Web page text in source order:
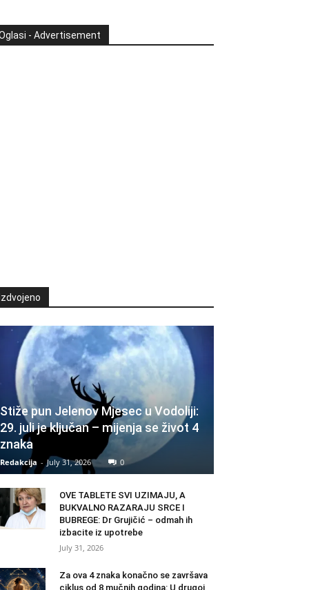
- Advertisement
Stiže pun Jelenov Mjesec u Vodoliji:
29. juli je ključan – mijenja se život 4
znaka
Redakcija - July 31, 2026 0
OVE TABLETE SVI UZIMAJU, A
BUKVALNO RAZARAJU SRCE I
BUBREGE: Dr Grujičić – odmah ih
izbacite iz upotrebe
July 31, 2026
Za ova 4 znaka konačno se završava
ciklus od 8 mučnih godina: U drugoj